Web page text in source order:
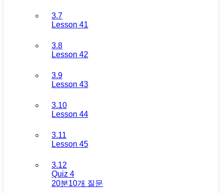
3.7
Lesson 41
3.8
Lesson 42
3.9
Lesson 43
3.10
Lesson 44
3.11
Lesson 45
3.12
Quiz 4
20분10개 질문